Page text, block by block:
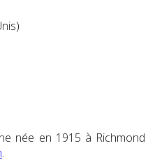
née en 1915 à
.